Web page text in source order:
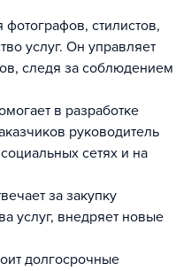
стилистов,
услуг. Он управляет
следя за соблюдением
в разработке
руководитель
сетях и на
за закупку
услуг, внедряет новые
долгосрочные